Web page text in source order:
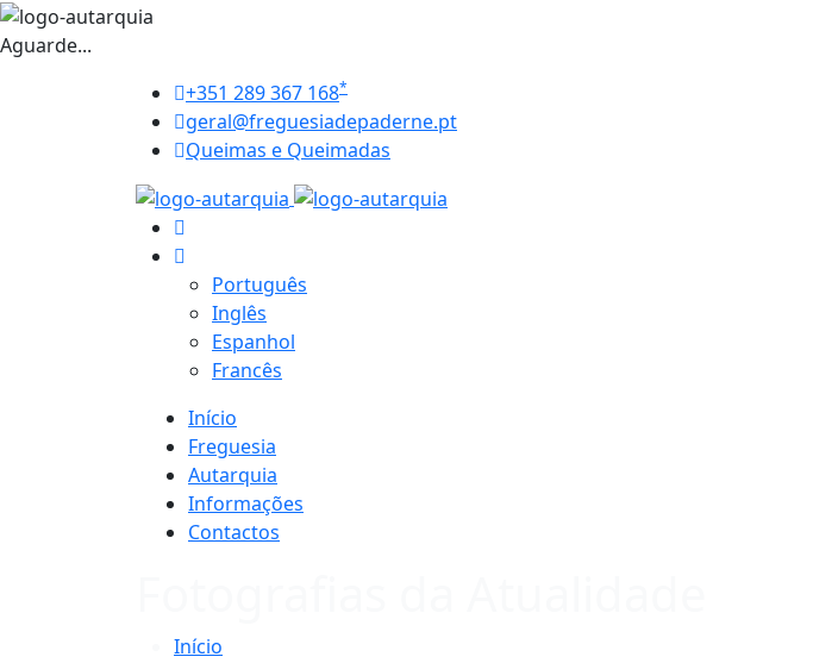
Aguarde...
+351 289 367 168*
geral@freguesiadepaderne.pt
Queimas e Queimadas
Português
Inglês
Espanhol
Francês
Início
Freguesia
Autarquia
Informações
Contactos
Início